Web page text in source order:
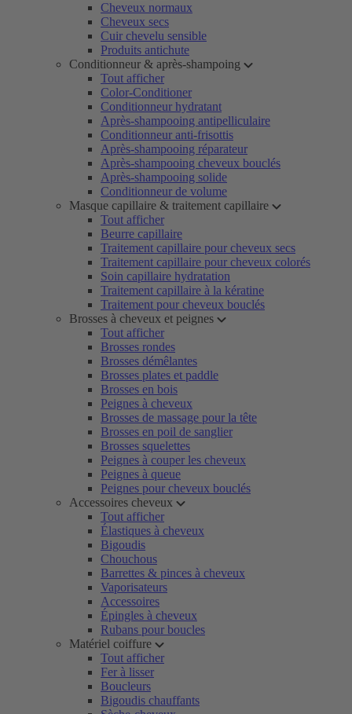
Cheveux normaux
Cheveux secs
Cuir chevelu sensible
Produits antichute
Conditionneur & après-shampoing
Tout afficher
Color-Conditioner
Conditionneur hydratant
Après-shampooing antipelliculaire
Conditionneur anti-frisottis
Après-shampooing réparateur
Après-shampooing cheveux bouclés
Après-shampooing solide
Conditionneur de volume
Masque capillaire & traitement capillaire
Tout afficher
Beurre capillaire
Traitement capillaire pour cheveux secs
Traitement capillaire pour cheveux colorés
Soin capillaire hydratation
Traitement capillaire à la kératine
Traitement pour cheveux bouclés
Brosses à cheveux et peignes
Tout afficher
Brosses rondes
Brosses démêlantes
Brosses plates et paddle
Brosses en bois
Peignes à cheveux
Brosses de massage pour la tête
Brosses en poil de sanglier
Brosses squelettes
Peignes à couper les cheveux
Peignes à queue
Peignes pour cheveux bouclés
Accessoires cheveux
Tout afficher
Élastiques à cheveux
Bigoudis
Chouchous
Barrettes & pinces à cheveux
Vaporisateurs
Accessoires
Épingles à cheveux
Rubans pour boucles
Matériel coiffure
Tout afficher
Fer à lisser
Boucleurs
Bigoudis chauffants